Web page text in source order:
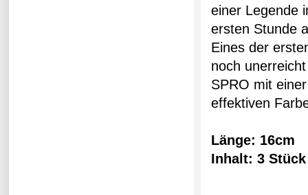
einer Legende
ersten Stunde
Eines der
noch
SPRO mit
effektiven
Länge: 16cm
Inhalt: 3